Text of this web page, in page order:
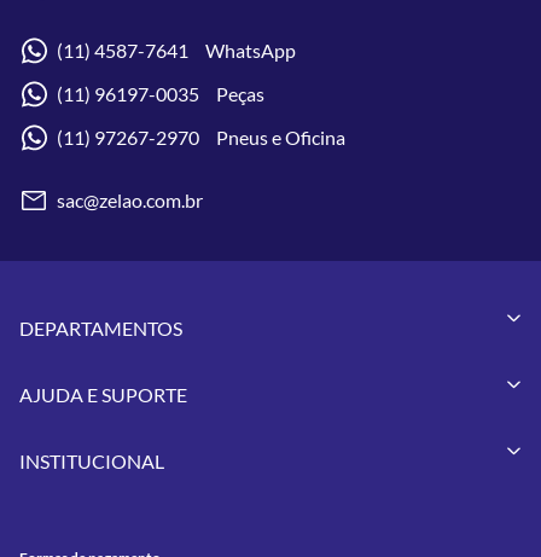
(11) 4587-7641 WhatsApp
(11) 96197-0035 Peças
(11) 97267-2970 Pneus e Oficina
sac@zelao.com.br
DEPARTAMENTOS
Pneus
AJUDA E SUPORTE
INSTITUCIONAL
Onde Estamos